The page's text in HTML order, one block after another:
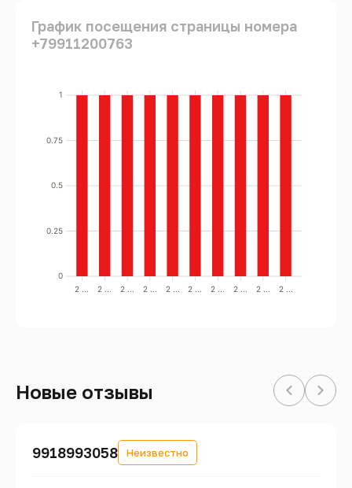
График посещения страницы номера
+79911200763
0
0.25
0.5
0.75
1
2 ... 2 ... 2 ... 2 ... 2 ... 2 ... 2 ... 2 ... 2 ... 2 ...
Новые отзывы
9918993058 Неизвестно